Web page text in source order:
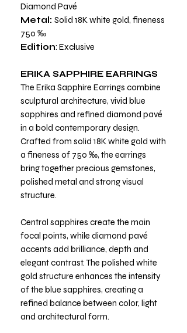
Diamond Pavé
Metal: Solid 18K white gold, fineness
750 ‰
Edition: Exclusive
ERIKA SAPPHIRE EARRINGS
The Erika Sapphire Earrings combine
sculptural architecture, vivid blue
sapphires and refined diamond pavé
in a bold contemporary design.
Crafted from solid 18K white gold with
a fineness of 750 ‰, the earrings
bring together precious gemstones,
polished metal and strong visual
structure.
Central sapphires create the main
focal points, while diamond pavé
accents add brilliance, depth and
elegant contrast. The polished white
gold structure enhances the intensity
of the blue sapphires, creating a
refined balance between color, light
and architectural form.